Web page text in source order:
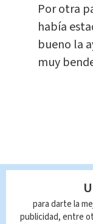
Por otra
había
bueno la
muy
para darte la
publicidad, entre